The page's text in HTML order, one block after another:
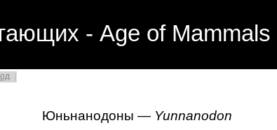
- Age of Mammals
Юньнанодоны — Yunnanodon